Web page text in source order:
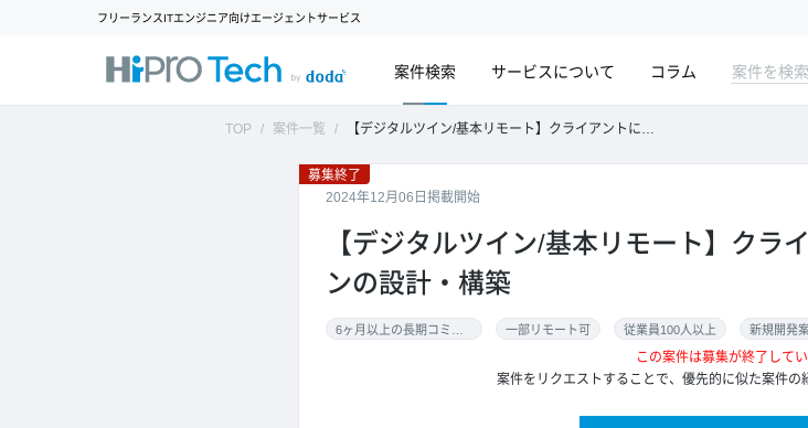
フリーランスITエンジニア向けエージェントサービス
案件検索 サービスについて コラム
TOP 案件一覧 【デジタルツイン/基本リモート】クライアントに向けたデジタルツインの設計・構築
募集終了
2024年12月06日掲載開始
【デジタルツイン/基本リモート】クラ
ンの設計・構築
一部リモート可 従業員100人以上 新規開発
この案件は募集が終了してい
案件をリクエストすることで、優先的に似た案件の